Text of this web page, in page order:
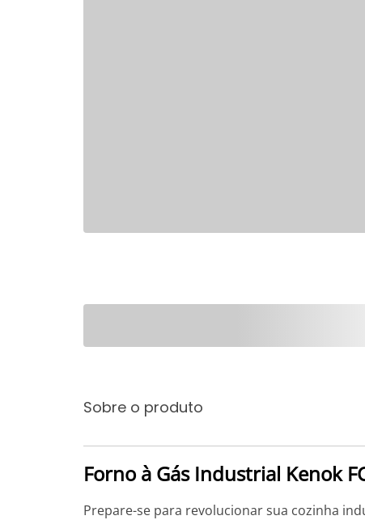
Sobre o produto
Forno à Gás Industrial Kenok
Prepare-se para revolucionar sua cozinha